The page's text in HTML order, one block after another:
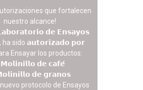
que fortalecen
nuestro alcance!
𝗱𝗲 𝗘𝗻𝘀𝗮𝘆𝗼𝘀
sido 𝗮𝘂𝘁𝗼𝗿𝗶𝘇𝗮𝗱𝗼 𝗽𝗼𝗿
Ensayar los productos:
𝗱𝗲 𝗰𝗮𝗳𝗲́
𝗱𝗲 𝗴𝗿𝗮𝗻𝗼𝘀
protocolo de Ensayos